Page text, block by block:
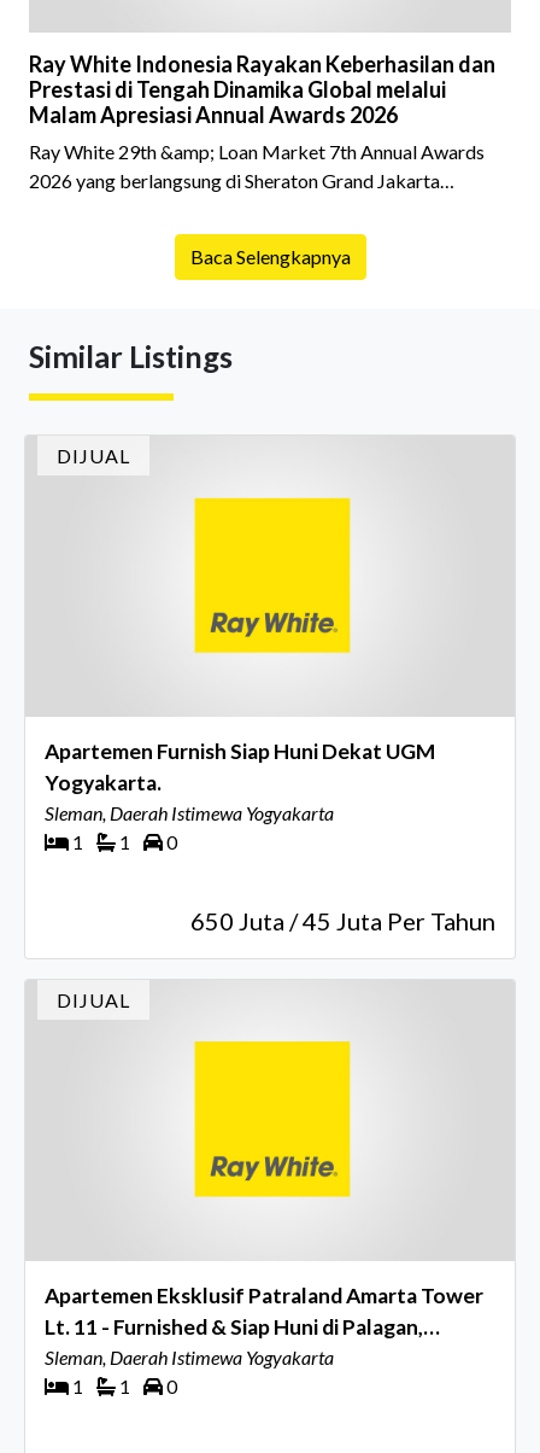
Ray White Indonesia Rayakan Keberhasilan dan
Prestasi di Tengah Dinamika Global melalui
Malam Apresiasi Annual Awards 2026
Ray White 29th &amp; Loan Market 7th Annual Awards
2026 yang berlangsung di Sheraton Grand Jakarta
istimewa bagi para pelaku industri properti dan keuangan.
Lebih dari 400 marketing executives dan principals
menghidupkan suasana, acara ini dihadiri oleh Country
Baca Selengkapnya
Similar Listings
DIJUAL
Apartemen Furnish Siap Huni Dekat UGM
Yogyakarta.
Sleman, Daerah Istimewa Yogyakarta
1
1 0
650 Juta / 45 Juta Per Tahun
DIJUAL
Apartemen Eksklusif Patraland Amarta Tower
Lt. 11 - Furnished & Siap Huni di Palagan,
Sleman
Sleman, Daerah Istimewa Yogyakarta
1
1 0